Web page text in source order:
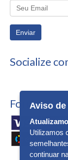
Enviar
Socialize
Formas de
Aviso
Utilizamos
continuar